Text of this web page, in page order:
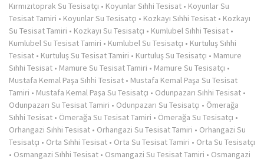
Kırmızıtoprak Su Tesisatçı • Koyunlar Sıhhi Tesisat • Koyunlar Su
Tesisat Tamiri • Koyunlar Su Tesisatçı • Kozkayı Sıhhi Tesisat • Kozkayı
Su Tesisat Tamiri • Kozkayı Su Tesisatçı • Kumlubel Sıhhi Tesisat •
Kumlubel Su Tesisat Tamiri • Kumlubel Su Tesisatçı • Kurtuluş Sıhhi
Tesisat • Kurtuluş Su Tesisat Tamiri • Kurtuluş Su Tesisatçı • Mamure
Sıhhi Tesisat • Mamure Su Tesisat Tamiri • Mamure Su Tesisatçı •
Mustafa Kemal Paşa Sıhhi Tesisat • Mustafa Kemal Paşa Su Tesisat
Tamiri • Mustafa Kemal Paşa Su Tesisatçı • Odunpazarı Sıhhi Tesisat •
Odunpazarı Su Tesisat Tamiri • Odunpazarı Su Tesisatçı • Ömerağa
Sıhhi Tesisat • Ömerağa Su Tesisat Tamiri • Ömerağa Su Tesisatçı •
Orhangazi Sıhhi Tesisat • Orhangazi Su Tesisat Tamiri • Orhangazi Su
Tesisatçı • Orta Sıhhi Tesisat • Orta Su Tesisat Tamiri • Orta Su Tesisatçı
• Osmangazi Sıhhi Tesisat • Osmangazi Su Tesisat Tamiri • Osmangazi